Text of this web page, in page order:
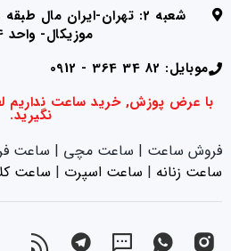
موزیکال- واحد RA324
موبایل: 82 34 364 - 0912
با عرض پوزش, خرید ساعت
نگیرید.
فروش ساعت | ساعت مچی | ساعت
ساعت زنانه |‌ ساعت اسپرت |‌ ساعت